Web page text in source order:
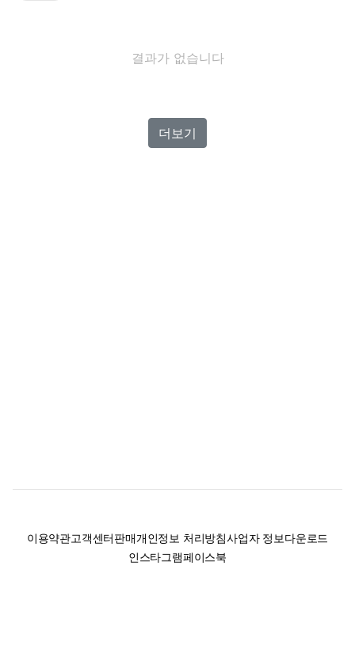
결과가 없습니다
더보기
이용약관고객센터판매개인정보 처리방침사업자 정보다운로드
인스타그램페이스북